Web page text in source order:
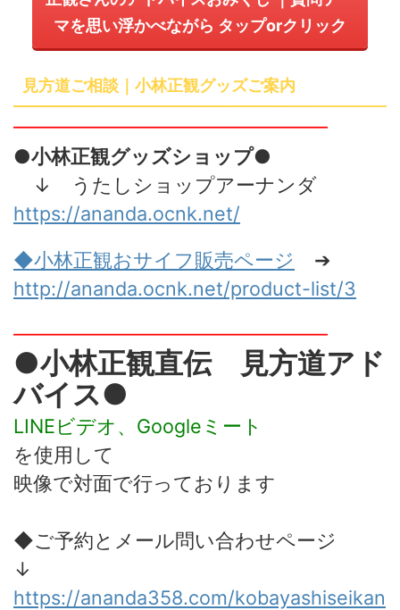
マを思い浮かべながら タップorクリック
見方道ご相談｜小林正観グッズご案内
━━━━━━━━━━━━━━━━
●小林正観グッズショップ●
↓ うたしショップアーナンダ
https://ananda.ocnk.net/
◆小林正観おサイフ販売ページ ➔
http://ananda.ocnk.net/product-list/3
━━━━━━━━━━━━━━━━
●小林正観直伝 見方道アド
バイス●
LINEビデオ、Googleミート
を使用して
映像で対面で行っております
◆ご予約とメール問い合わせページ
↓
https://ananda358.com/kobayashiseikan